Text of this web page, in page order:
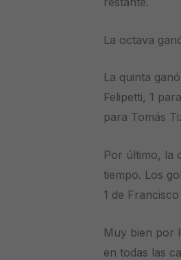
La octava
La quinta
Felipetti, 1
para Tomás
Por último, la
tiempo. Los
1 de
Muy bien por
en todas las